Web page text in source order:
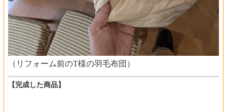
（リフォーム前のT様の羽毛布団）
【完成した商品】